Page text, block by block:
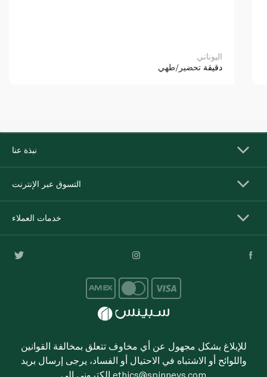
اليوناني
دقيقة تحضير/طهي
نبذة عنا
التسوق عبر الإنترنت
خدمات العملاء
للإبلاغ بشكل مجهول عن أي مخاوف تتعلق بمخالفة القوانين
واللوائح أو الاشتباه في الاحتيال أو الفساد، يرجى إرسال بريد
ethics@spinneys.com